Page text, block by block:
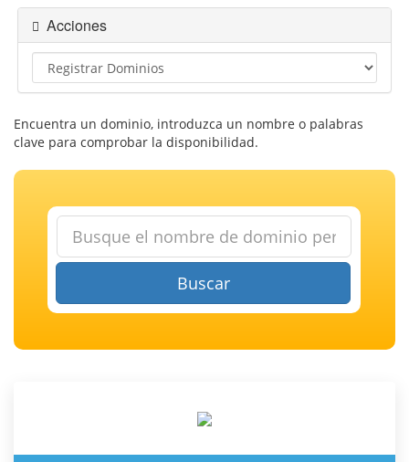
Acciones
Encuentra un dominio, introduzca un nombre o palabras
clave para comprobar la disponibilidad.
Buscar